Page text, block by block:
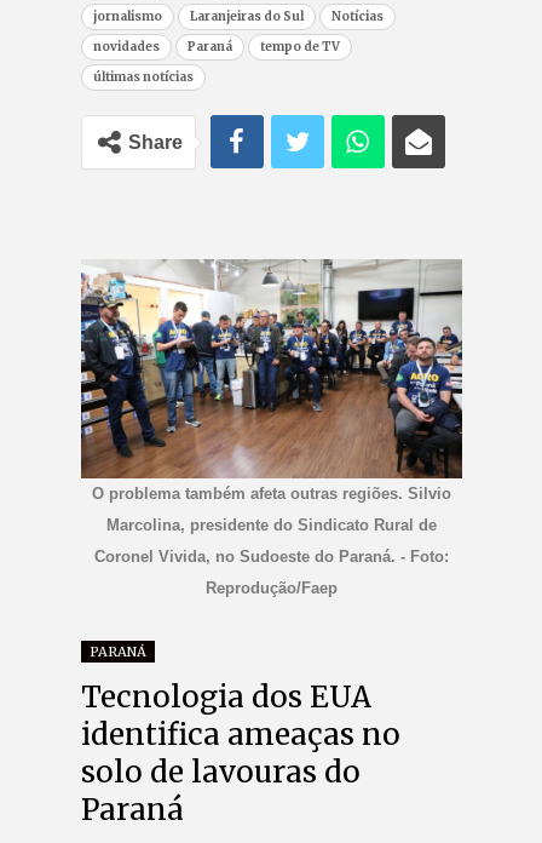
jornalismo
Laranjeiras do Sul
Notícias
novidades
Paraná
tempo de TV
últimas notícias
Share
O problema também afeta outras regiões. Silvio
Marcolina, presidente do Sindicato Rural de
Coronel Vivida, no Sudoeste do Paraná. - Foto:
Reprodução/Faep
PARANÁ
Tecnologia dos EUA
identifica ameaças no
solo de lavouras do
Paraná